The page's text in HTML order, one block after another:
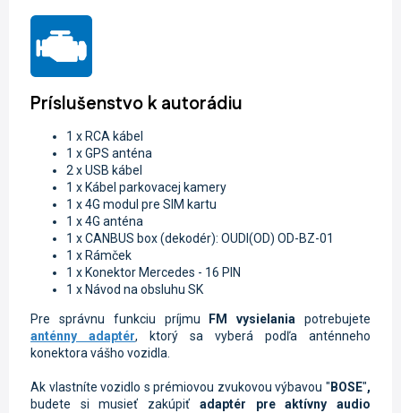
Príslušenstvo k autorádiu
1 x RCA kábel
1 x GPS anténa
2 x USB kábel
1 x Kábel parkovacej kamery
1 x 4G modul pre SIM kartu
1 x 4G anténa
1 x CANBUS box (dekodér): OUDI(OD) OD-BZ-01
1 x Rámček
1 x Konektor Mercedes - 16 PIN
1 x Návod na obsluhu SK
Pre správnu funkciu príjmu FM vysielania potrebujete
anténny adaptér, ktorý sa vyberá podľa anténneho
konektora vášho vozidla.
Ak vlastníte vozidlo s prémiovou zvukovou výbavou " BOSE",
budete si musieť zakúpiť adaptér pre aktívny audio